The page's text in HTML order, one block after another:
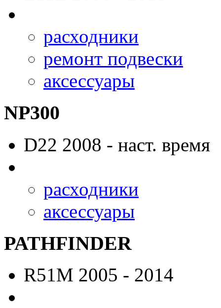
расходники
ремонт подвески
аксессуары
NP300
D22 2008 - наст. время
расходники
аксессуары
PATHFINDER
R51M 2005 - 2014